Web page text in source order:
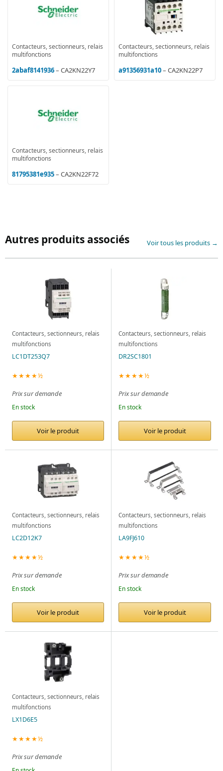
Contacteurs, sectionneurs, relais
multifonctions
2abaf8141936– CA2KN22Y7
Contacteurs, sectionneurs, relais
multifonctions
a91356931a10– CA2KN22P7
Contacteurs, sectionneurs, relais
multifonctions
81795381e935– CA2KN22F72
Autres produits associés Voir tous les produits →
Contacteurs, sectionneurs, relais
multifonctions
LC1DT253Q7
★★★★½
Prix sur demande
En stock
Voir le produit
Contacteurs, sectionneurs, relais
multifonctions
DR2SC1801
★★★★½
Prix sur demande
En stock
Voir le produit
Contacteurs, sectionneurs, relais
multifonctions
LC2D12K7
★★★★½
Prix sur demande
En stock
Voir le produit
Contacteurs, sectionneurs, relais
multifonctions
LA9FJ610
★★★★½
Prix sur demande
En stock
Voir le produit
Contacteurs, sectionneurs, relais
multifonctions
LX1D6E5
★★★★½
Prix sur demande